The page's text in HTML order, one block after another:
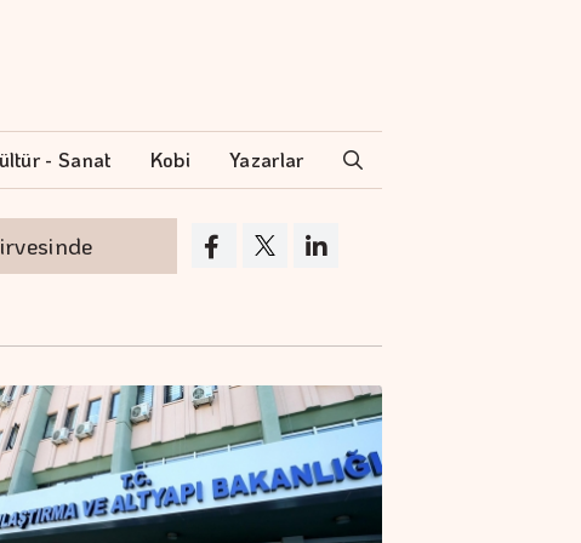
- Sanat Kobi Yazarlar
Borsa günün ilk yarısında değer kaybetti